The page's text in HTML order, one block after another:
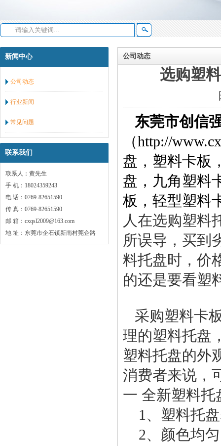
新闻中心
公司动态
行业新闻
常见问题
联系我们
联系人：黄先生
手 机：18024359243
电 话：0769-82651590
传 真：0769-82651590
邮 箱：cxqsl2009@163.com
地 址：东莞市企石镇新南村莞企路
公司动态
选购塑
东莞市创信
（http://
盘 ， 塑料卡板
盘 ，九角塑料
板 ，轻型塑料
人在选购塑料
所误导，买到
料托盘时，价
的还是要看塑
采购塑料卡
理的塑料托盘
塑料托盘的外
消费者来说，
一 全新塑料托
1、塑料托盘
2、颜色均匀